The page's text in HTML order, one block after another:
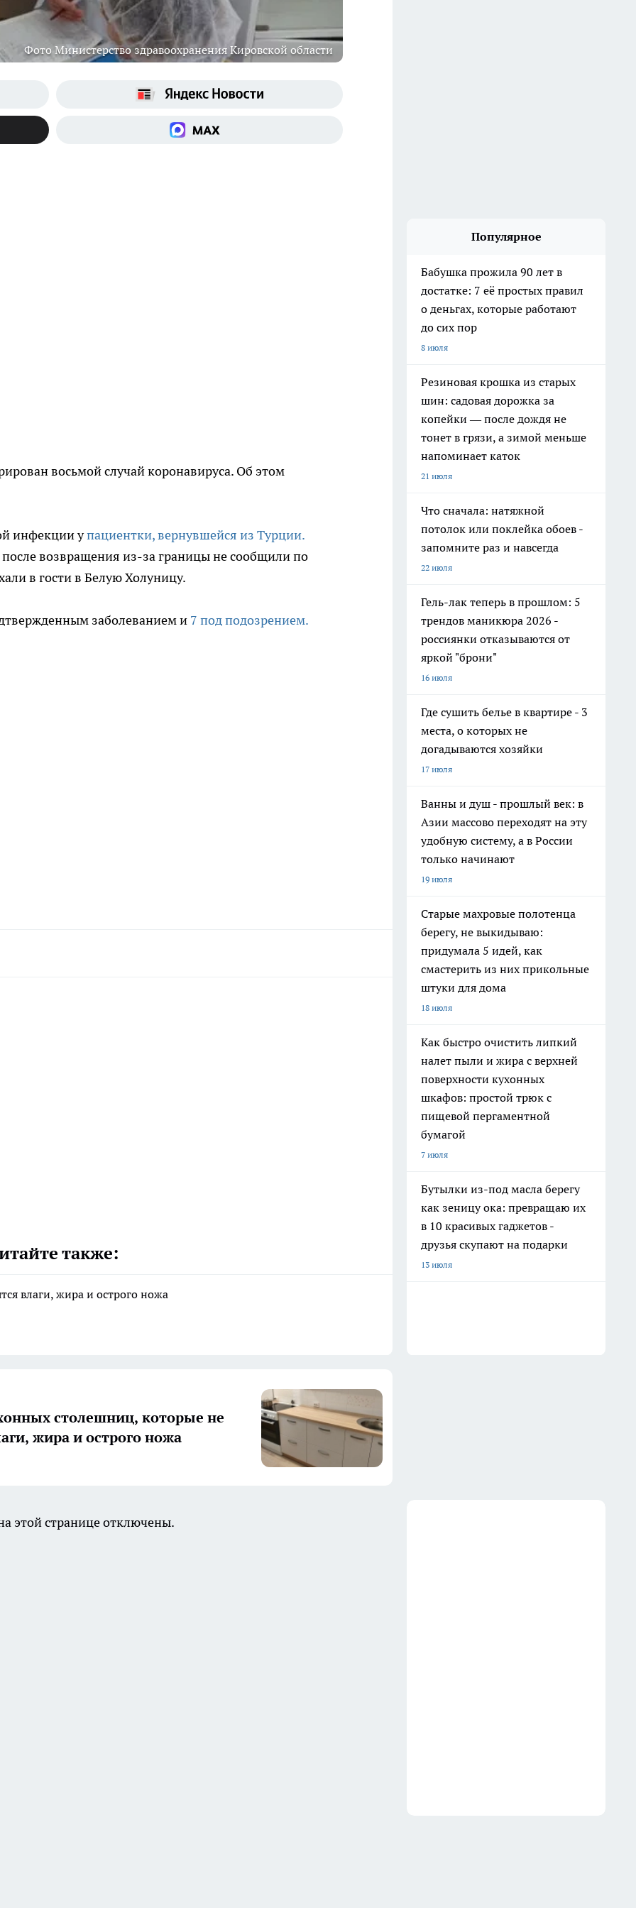
Фото Министерство здравоохранения Кировской области
восьмой случай коронавируса. Об этом
инфекции упациентки, вернувшейся из Турции.
возвращения из-за границы не сообщили по
в гости в Белую Холуницу.
заболеванием и 7 под подозрением.
также:
влаги, жира и острого ножа
Популярное
Бабушка прожила 90 лет в
достатке: 7 её простых правил
о деньгах, которые работают
до сих пор
8 июля
Резиновая крошка из старых
шин: садовая дорожка за
копейки — после дождя не
тонет в грязи, а зимой меньше
напоминает каток
21 июля
Что сначала: натяжной
потолок или поклейка обоев -
запомните раз и навсегда
22 июля
Гель-лак теперь в прошлом: 5
трендов маникюра 2026 -
россиянки отказываются от
яркой "брони"
16 июля
Где сушить белье в квартире - 3
места, о которых не
догадываются хозяйки
17 июля
Ванны и душ - прошлый век: в
Азии массово переходят на эту
удобную систему, а в России
только начинают
19 июля
Старые махровые полотенца
берегу, не выкидываю:
придумала 5 идей, как
смастерить из них прикольные
штуки для дома
18 июля
Как быстро очистить липкий
налет пыли и жира с верхней
поверхности кухонных
шкафов: простой трюк с
пищевой пергаментной
бумагой
7 июля
Бутылки из-под масла берегу
как зеницу ока: превращаю их
в 10 красивых гаджетов -
друзья скупают на подарки
13 июля
столешниц, которые не
жира и острого ножа
этой странице отключены.